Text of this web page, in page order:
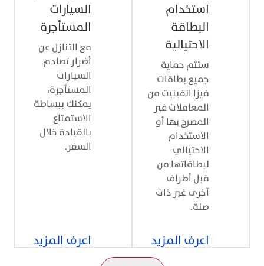
استخدام
البطاقة
الاحتيالية
ستتم حماية
جميع بطاقات
فيزا انفينيت من
المعاملات غير
المصرح بها أو
الاستخدام
الاحتيالي
لبطاقاتها من
قبل أطراف
أخرى غير ذات
صلة.
اعرف المزيد
السيارات
المستأجرة
مع التنازل عن
أضرار تصادم
السيارات
المستأجرة،
يمكنك ببساطة
الاستمتاع
بالقيادة خلال
السفر.
اعرف المزيد